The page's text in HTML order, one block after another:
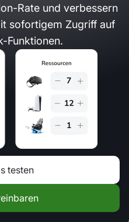
Rate und verbessern
sofortigem Zugriff auf
Funktionen.
testen